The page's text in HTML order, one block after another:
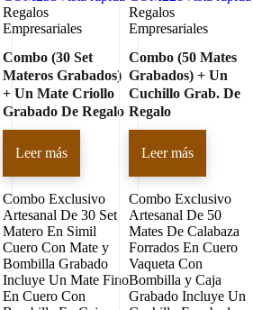
Regalos
Empresariales
Combo (30 Set
Materos Grabados)
+ Un Mate Criollo
Grabado De Regalo
Leer más
Combo Exclusivo
Artesanal De 30 Set
Matero En Simil
Cuero Con Mate y
Bombilla Grabado
Incluye Un Mate Fino
En Cuero Con
Regalos
Empresariales
Combo (50 Mates
Grabados) + Un
Cuchillo Grab. De
Regalo
Leer más
Combo Exclusivo
Artesanal De 50
Mates De Calabaza
Forrados En Cuero
Vaqueta Con
Bombilla y Caja
Grabado Incluye Un